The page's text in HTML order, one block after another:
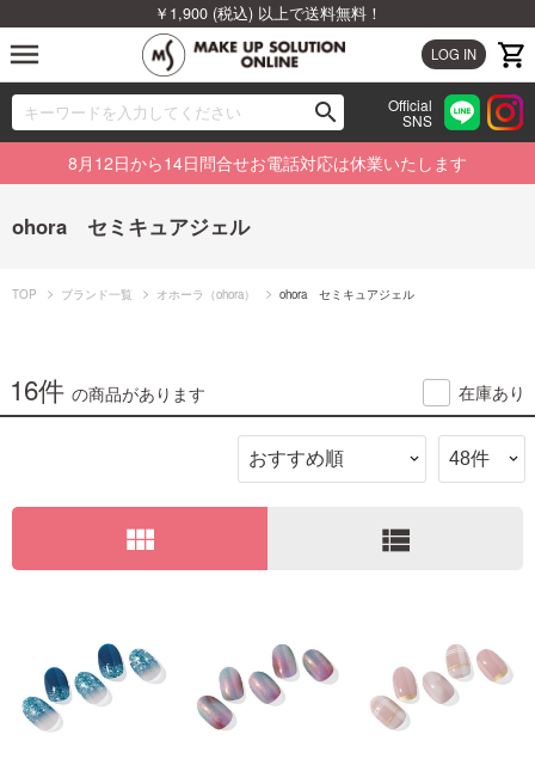
￥1,900 (税込) 以上で送料無料！
LOG IN
menu
search
00
Official
SNS
ブランドから探す
カテゴリから探す
特集から探す
ビューティジャーナルから探す
お問い合わせ
8月12日から14日問合せお電話対応は休業いたします
ohora セミキュアジェル
TOP ブランド一覧 オホーラ（ohora） ohora セミキュアジェル
16件 の商品があります 在庫あり
view_module view_list